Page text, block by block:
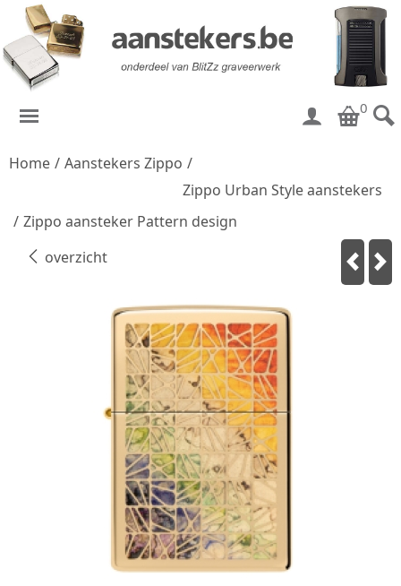
0
Home / Aanstekers Zippo /
Zippo Urban Style aanstekers
/ Zippo aansteker Pattern design
overzicht